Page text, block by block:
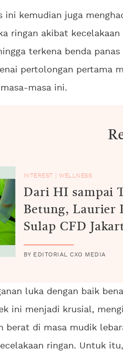
ini kemudian juga
ringan akibat
terkena benda
pertolongan pertama
masa ini.
INTEREST |WELLNESS
Dari HI sampai
Betung, Laurier
Sulap CFD
Zona Bebas Bau
BY EDITORIAL CXO MEDIA
luka dengan baik
ini menjadi krusial,
berat di masa mudik
ringan. Untuk